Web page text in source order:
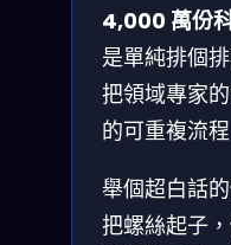
4,000 萬份
是單純排個
把領域專家
的可重複流程
舉個超白話
把螺絲起子